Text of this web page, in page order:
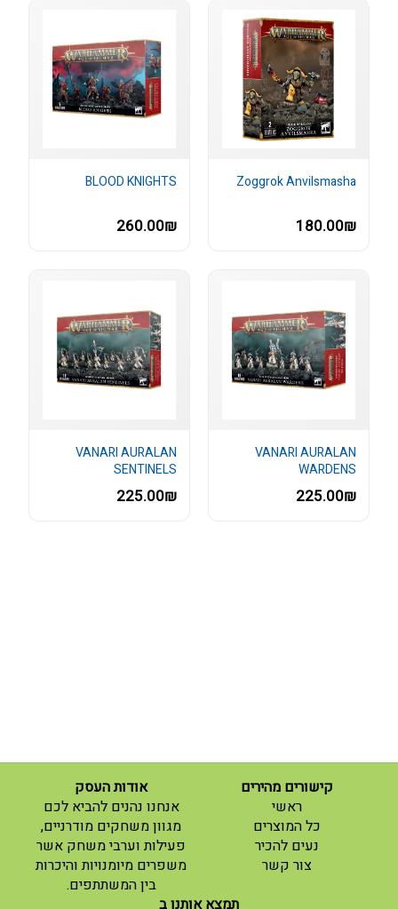
Zoggrok Anvilsmasha
180.00₪
BLOOD KNIGHTS
260.00₪
VANARI AURALAN
WARDENS
225.00₪
VANARI AURALAN
SENTINELS
225.00₪
קישורים מהירים
ראשי
(current)
כל המוצרים
נעים להכיר
צור קשר
(current)
אודות העסק
אנחנו נהנים להביא לכם
מגוון משחקים מודרניים,
פעילות וערבי משחק אשר
משפרים מיומנויות והיכרות
בין המשתתפים.
תמצא אותנו ב